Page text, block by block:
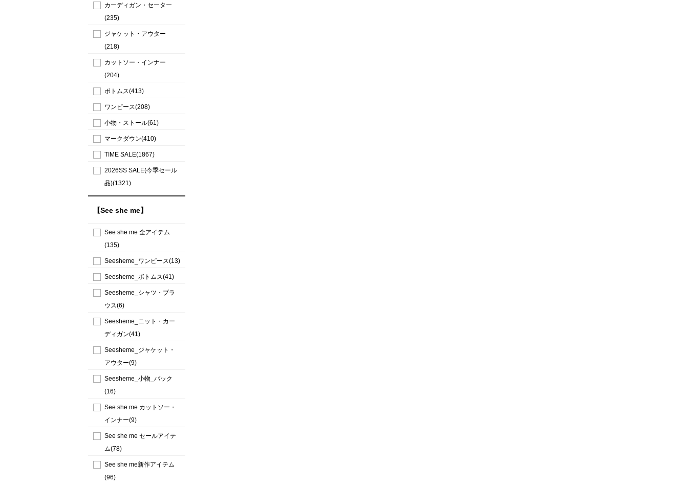
カーディガン・セーター
(235)
ジャケット・アウター
(218)
カットソー・インナー
(204)
ボトムス(413)
ワンピース(208)
小物・ストール(61)
マークダウン(410)
TIME SALE(1867)
2026SS SALE(今季セール
品)(1321)
【See she me】
See she me 全アイテム
(135)
Seesheme_ワンピース(13)
Seesheme_ボトムス(41)
Seesheme_シャツ・ブラ
ウス(6)
Seesheme_ニット・カー
ディガン(41)
Seesheme_ジャケット・
アウター(9)
Seesheme_小物_バック
(16)
See she me カットソー・
インナー(9)
See she me セールアイテ
ム(78)
See she me新作アイテム
(96)